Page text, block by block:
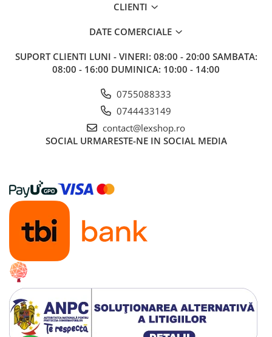
Anime
D&D si Alte RPG
Altele
Screens
Nolzur
Premium
Board games
Harti
Teren
Alte RPG
CLIENTI
DATE COMERCIALE
SUPORT CLIENTI LUNI - VINERI: 08:00 - 20:00 SAMBATA:
08:00 - 16:00 DUMINICA: 10:00 - 14:00
0755088333
0744433149
contact@lexshop.ro
SOCIAL URMARESTE-NE IN SOCIAL MEDIA